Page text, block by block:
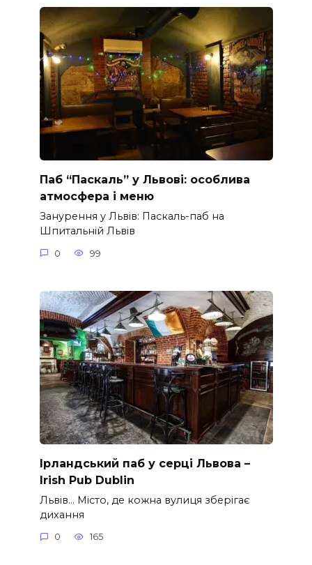
Паб “Паскаль” у Львові: особлива
атмосфера і меню
Занурення у Львів: Паскаль-паб на
Шпитальній Львів
0 99
Ірландський паб у серці Львова –
Irish Pub Dublin
Львів… Місто, де кожна вулиця зберігає
дихання
0 165